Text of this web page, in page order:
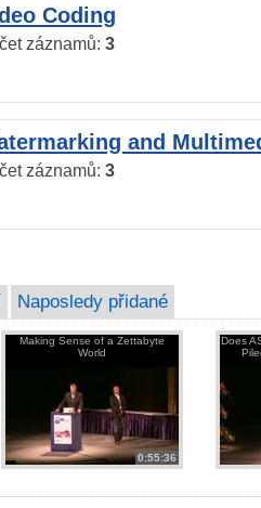
Coding
záznamů: 3
and
záznamů: 3
Naposledy přidané
Making Sense of a Zettabyte
World
0:55:36
Does